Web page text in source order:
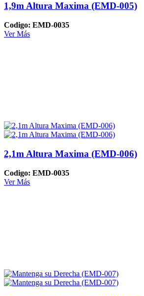
1,9m Altura Maxima (EMD-005)
Codigo: EMD-0035
Ver Más
2,1m Altura Maxima (EMD-006)
Codigo: EMD-0035
Ver Más